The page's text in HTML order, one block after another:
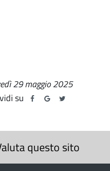
29 maggio 2025
su
questo sito